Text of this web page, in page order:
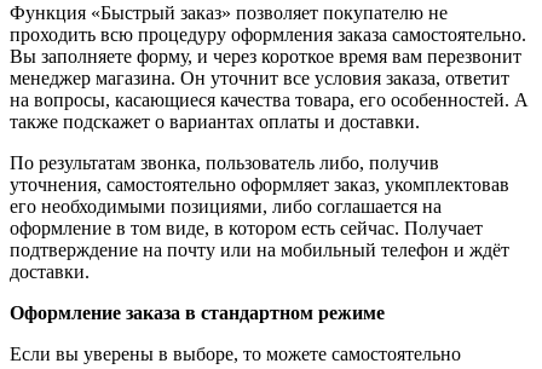
Функция «Быстрый заказ» позволяет покупателю не
проходить всю процедуру оформления заказа самостоятельно.
Вы заполняете форму, и через короткое время вам перезвонит
менеджер магазина. Он уточнит все условия заказа, ответит
на вопросы, касающиеся качества товара, его особенностей. А
также подскажет о вариантах оплаты и доставки.
По результатам звонка, пользователь либо, получив
уточнения, самостоятельно оформляет заказ, укомплектовав
его необходимыми позициями, либо соглашается на
оформление в том виде, в котором есть сейчас. Получает
подтверждение на почту или на мобильный телефон и ждёт
доставки.
Оформление заказа в стандартном режиме
Если вы уверены в выборе, то можете самостоятельно